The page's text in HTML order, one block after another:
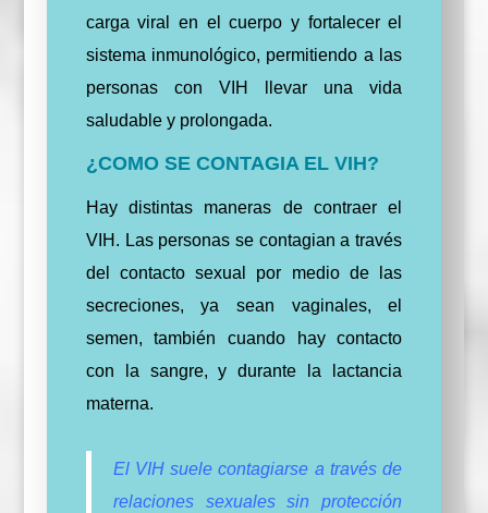
carga viral en el cuerpo y fortalecer el
sistema inmunológico, permitiendo a las
personas con VIH llevar una vida
saludable y prolongada.
¿COMO SE CONTAGIA EL VIH?
Hay distintas maneras de contraer el
VIH. Las personas se contagian a través
del contacto sexual por medio de las
secreciones, ya sean vaginales, el
semen, también cuando hay contacto
con la sangre, y durante la lactancia
materna.
El VIH suele contagiarse a través de
relaciones sexuales sin protección